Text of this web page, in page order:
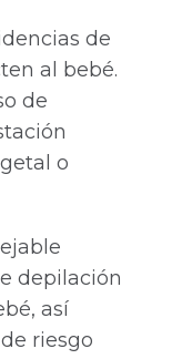
de
al bebé.
de
o
depilación
así
riesgo